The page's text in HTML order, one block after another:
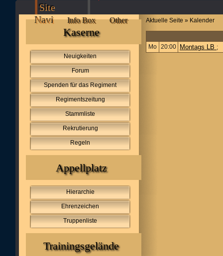
Site
Navi
Info Box Other
Kaserne
Neuigkeiten
Forum
Spenden für das Regiment
Regimentszeitung
Stammliste
Rekrutierung
Regeln
Appellplatz
Hierarchie
Ehrenzeichen
Truppenliste
Trainingsgelände
Aktuelle Seite » Kalender
Mo 20:00 Montags LB ;